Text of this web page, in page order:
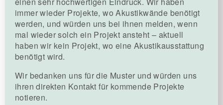
immer wieder Projekte, wo Akustikwände benötigt
werden, und würden uns bei ihnen melden, wenn
mal wieder solch ein Projekt ansteht – aktuell
haben wir kein Projekt, wo eine Akustikausstattung
benötigt wird.
Wir bedanken uns für die Muster und würden uns
ihren direkten Kontakt für kommende Projekte
notieren.